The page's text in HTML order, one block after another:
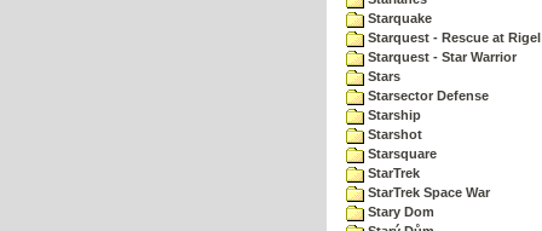
Starquake
Starquest - Rescue at Rigel
Starquest - Star Warrior
Stars
Starsector Defense
Starship
Starshot
Starsquare
StarTrek
StarTrek Space War
Stary Dom